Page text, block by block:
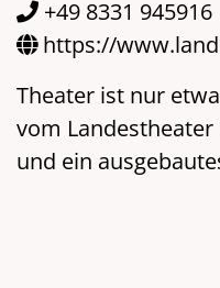
+49 8331 945916
https://
Theater ist nur
vom
und ein